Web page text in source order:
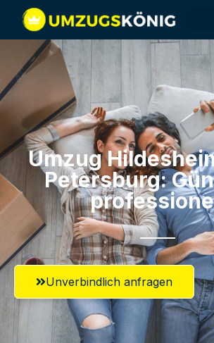
Umzug
Petersburg:
Unverbindlich anfragen